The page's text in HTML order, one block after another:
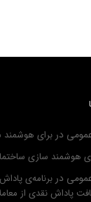
در برای هوشمند
هوشمند سازی
در برنامه‌ی
پاداش نقدی از